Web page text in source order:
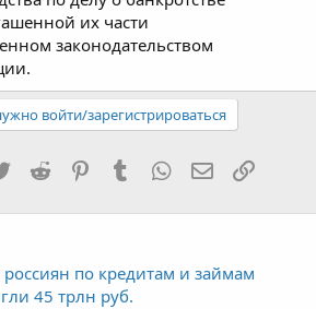
их части
законодательством
войти/зарегистрироваться
TwitterReddit PinterestTumblr WhatsApp Ссылка
по кредитам и займам
45 трлн руб.